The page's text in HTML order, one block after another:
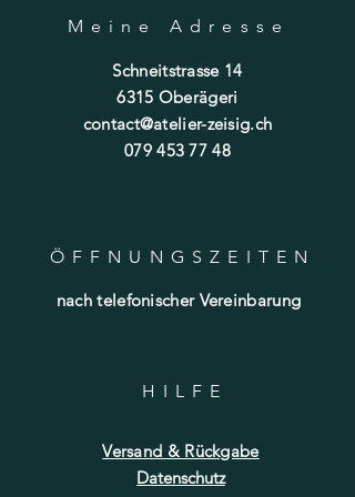
Meine Adresse
Schneitstrasse 14
6315 Oberägeri
contact@atelier-zeisig.ch
079 453 77 48
ÖFFNUNGSZEITE N
nach telefonischer Vereinbarung
HILF E
Versand & Rückgabe
Datenschutz